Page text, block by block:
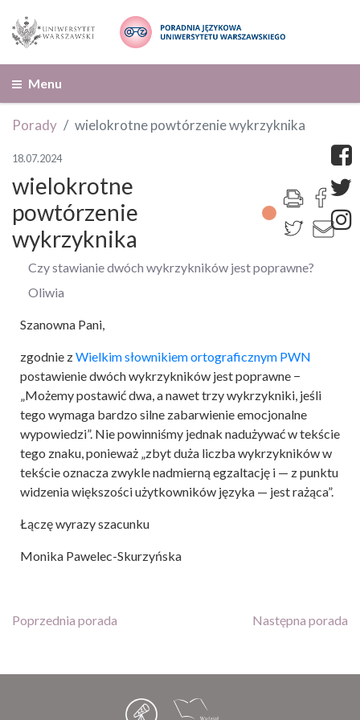
Menu
Porady wielokrotne powtórzenie wykrzyknika
18.07.2024
wielokrotne
powtórzenie
wykrzyknika
Czy stawianie dwóch wykrzykników jest poprawne?
Oliwia
Szanowna Pani,
zgodnie zWielkim słownikiem ortograficznym PWN
postawienie dwóch wykrzykników jest poprawne −
„Możemy postawić dwa, a nawet trzy wykrzykniki, jeśli
tego wymaga bardzo silne zabarwienie emocjonalne
wypowiedzi”. Nie powinniśmy jednak nadużywać w tekście
tego znaku, ponieważ „zbyt duża liczba wykrzykników w
tekście oznacza zwykle nadmierną egzaltację i — z punktu
widzenia większości użytkowników języka — jest rażąca”.
Łączę wyrazy szacunku
Monika Pawelec-Skurzyńska
Poprzednia porada Następna porada